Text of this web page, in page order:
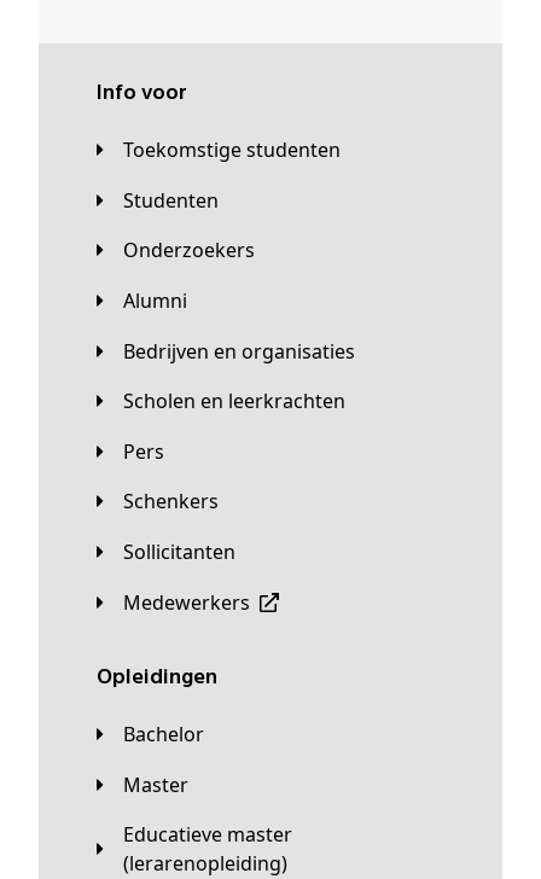
Info voor
Toekomstige studenten
Studenten
Onderzoekers
Alumni
Bedrijven en organisaties
Scholen en leerkrachten
Pers
Schenkers
Sollicitanten
Medewerkers
Opleidingen
Bachelor
Master
Educatieve master
(lerarenopleiding)